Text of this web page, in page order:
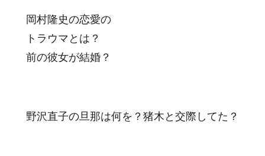
岡村隆史の恋愛の
トラウマとは？
前の彼女が結婚？
野沢直子の旦那は何を？猪木と交際してた？